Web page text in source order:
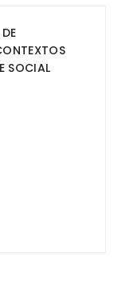
SOCIAL